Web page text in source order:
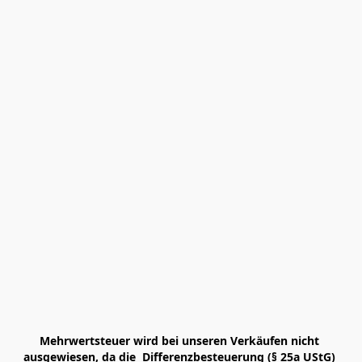
Mehrwertsteuer wird bei unseren Verkäufen nicht
ausgewiesen, da die  Differenzbesteuerung (§ 25a UStG)